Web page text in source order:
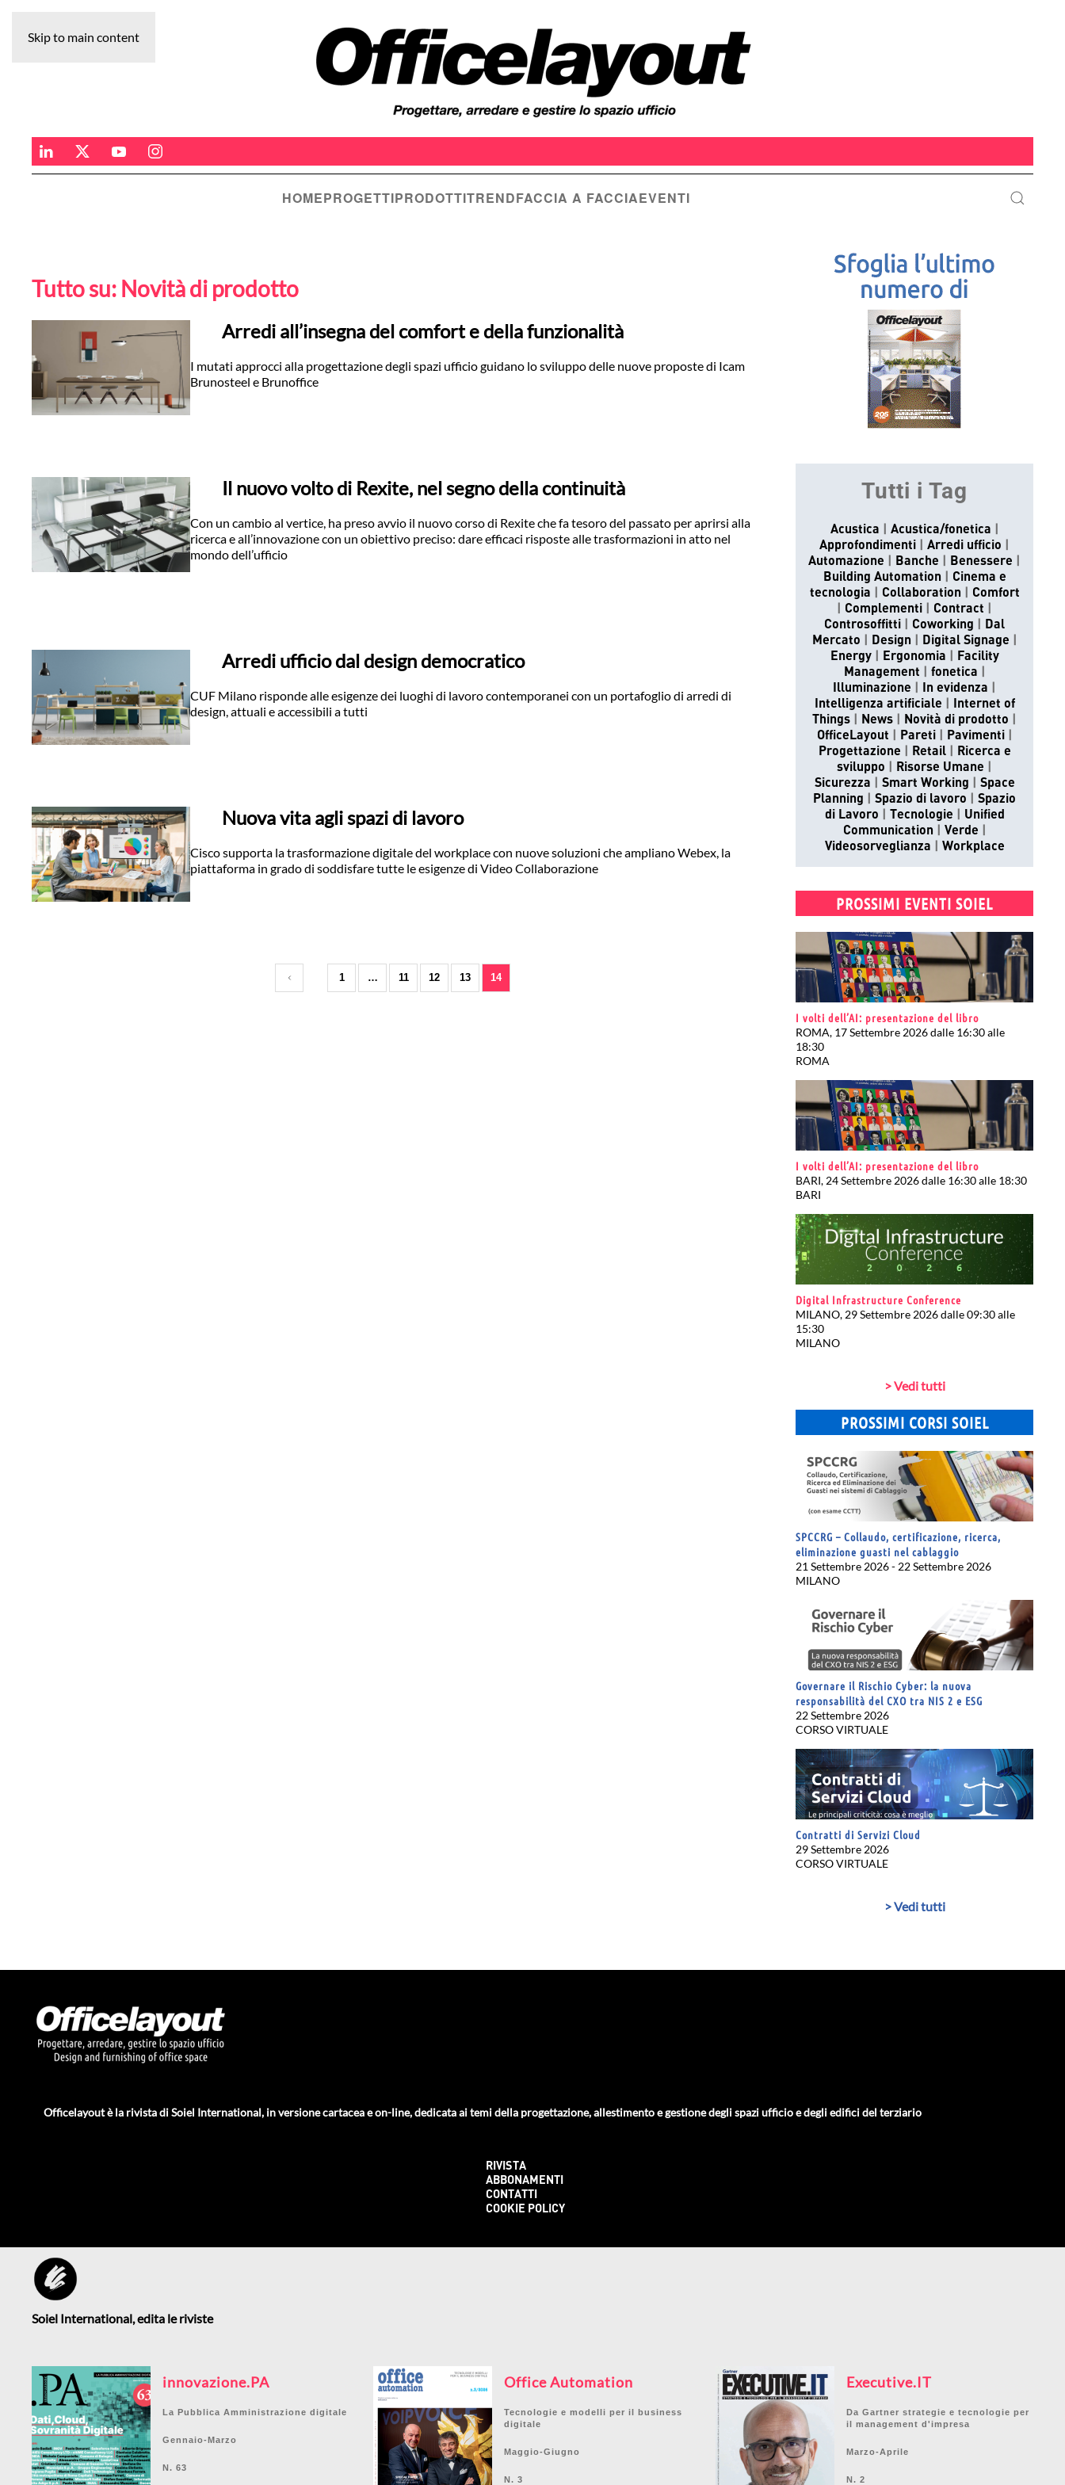
Skip to main content
HOMEPROGETTIPRODOTTITRENDFACCIA A FACCIAEVENTI
Tutto su: Novità di prodotto
Arredi all’insegna del comfort e della funzionalità
I mutati approcci alla progettazione degli spazi ufficio guidano lo sviluppo delle nuove proposte di Icam
Brunosteel e Brunoffice
Il nuovo volto di Rexite, nel segno della continuità
Con un cambio al vertice, ha preso avvio il nuovo corso di Rexite che fa tesoro del passato per aprirsi alla
ricerca e all’innovazione con un obiettivo preciso: dare efficaci risposte alle trasformazioni in atto nel
mondo dell’ufficio
Arredi ufficio dal design democratico
CUF Milano risponde alle esigenze dei luoghi di lavoro contemporanei con un portafoglio di arredi di
design, attuali e accessibili a tutti
Nuova vita agli spazi di lavoro
Cisco supporta la trasformazione digitale del workplace con nuove soluzioni che ampliano Webex, la
piattaforma in grado di soddisfare tutte le esigenze di Video Collaborazione
1 … 11 12 13 14
Tutti i Tag
Acustica
Acustica/fonetica
Approfondimenti
Arredi ufficio
Automazione
Banche
Benessere
Building Automation
Cinema e
tecnologia
Collaboration
Comfort
Complementi
Contract
Controsoffitti
Coworking
Dal
Mercato
Design
Digital Signage
Energy
Ergonomia
Facility
Management
fonetica
Illuminazione
In evidenza
Intelligenza artificiale
Internet of
Things
News
Novità di prodotto
OfficeLayout
Pareti
Pavimenti
Progettazione
Retail
Ricerca e
sviluppo
Risorse Umane
Sicurezza
Smart Working
Space
Planning
Spazio di lavoro
Spazio
di Lavoro
Tecnologie
Unified
Communication
Verde
Videosorveglianza
Workplace
PROSSIMI EVENTI SOIEL
I volti dell’AI: presentazione del libro
ROMA, 17 Settembre 2026 dalle 16:30 alle
18:30
ROMA
I volti dell’AI: presentazione del libro
BARI, 24 Settembre 2026 dalle 16:30 alle 18:30
BARI
Digital Infrastructure Conference
MILANO, 29 Settembre 2026 dalle 09:30 alle
15:30
MILANO
> Vedi tutti
PROSSIMI CORSI SOIEL
SPCCRG – Collaudo, certificazione, ricerca,
eliminazione guasti nel cablaggio
21 Settembre 2026 - 22 Settembre 2026
MILANO
Governare il Rischio Cyber: la nuova
responsabilità del CXO tra NIS 2 e ESG
22 Settembre 2026
CORSO VIRTUALE
Contratti di Servizi Cloud
29 Settembre 2026
CORSO VIRTUALE
> Vedi tutti
Officelayout è la rivista di Soiel International, in versione cartacea e on-line, dedicata ai temi della progettazione, allestimento e gestione degli spazi ufficio e degli edifici del terziario
RIVISTA
ABBONAMENTI
CONTATTI
COOKIE POLICY
Soiel International, edita le riviste
innovazione.PA
La Pubblica Amministrazione digitale
Gennaio-Marzo
N. 63
Office Automation
Tecnologie e modelli per il business
digitale
Maggio-Giugno
N. 3
Executive.IT
Da Gartner strategie e tecnologie per
il management d'impresa
Marzo-Aprile
N. 2